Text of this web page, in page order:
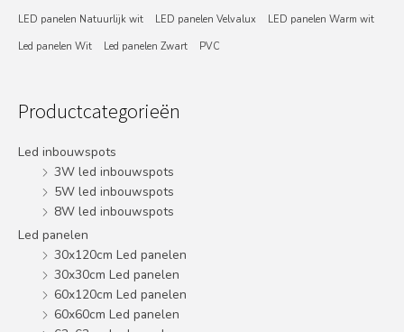
LED panelen Natuurlijk wit
LED panelen Velvalux
LED panelen Warm wit
Led panelen Wit
Led panelen Zwart PVC
Productcategorieën
Led inbouwspots
3W led inbouwspots
5W led inbouwspots
8W led inbouwspots
Led panelen
30x120cm Led panelen
30x30cm Led panelen
60x120cm Led panelen
60x60cm Led panelen